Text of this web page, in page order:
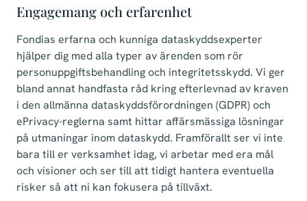
Engagemang och erfarenhet
Fondias erfarna och kunniga dataskyddsexperter
hjälper dig med alla typer av ärenden som rör
personuppgiftsbehandling och integritetsskydd. Vi ger
bland annat handfasta råd kring efterlevnad av kraven
i den allmänna dataskyddsförordningen (GDPR) och
ePrivacy-reglerna samt hittar affärsmässiga lösningar
på utmaningar inom dataskydd. Framförallt ser vi inte
bara till er verksamhet idag, vi arbetar med era mål
och visioner och ser till att tidigt hantera eventuella
risker så att ni kan fokusera på tillväxt.